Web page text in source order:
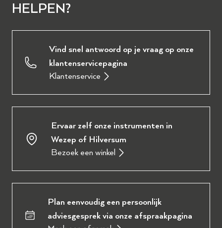
HELPEN?
Vind snel antwoord op je vraag op onze
klantenservicepagina
Klantenservice
Ervaar zelf onze instrumenten in
Wezep of Hilversum
Bezoek een winkel
Plan eenvoudig een persoonlijk
adviesgesprek via onze afspraakpagina